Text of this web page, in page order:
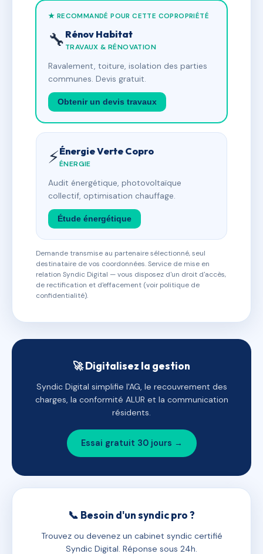
★ RECOMMANDÉ POUR CETTE COPROPRIÉTÉ
🔧 Rénov Habitat
TRAVAUX & RÉNOVATION
Ravalement, toiture, isolation des parties
communes. Devis gratuit.
Obtenir un devis travaux
⚡Énergie Verte Copro
ÉNERGIE
Audit énergétique, photovoltaïque
collectif, optimisation chauffage.
Étude énergétique
Demande transmise au partenaire sélectionné, seul
destinataire de vos coordonnées. Service de mise en
relation Syndic Digital — vous disposez d'un droit d'accès,
de rectification et d'effacement (voir politique de
confidentialité).
🚀 Digitalisez la gestion
Syndic Digital simplifie l'AG, le recouvrement des
charges, la conformité ALUR et la communication
résidents.
Essai gratuit 30 jours →
📞 Besoin d'un syndic pro ?
Trouvez ou devenez un cabinet syndic certifié
Syndic Digital. Réponse sous 24h.